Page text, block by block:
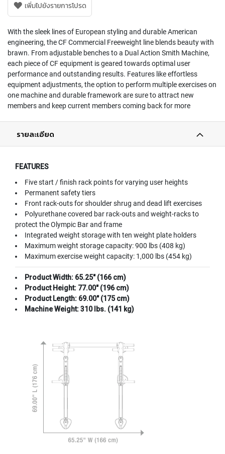
เพิ่มไปยังรายการโปรด
With the sleek lines of European styling and durable American
engineering, the CF Commercial Freeweight line blends beauty with
brawn. From adjustable benches to a Dual Action Smith Machine,
each piece of CF equipment is geared towards optimal user
performance and outstanding results. Features like effortless
equipment adjustments, the option to perform multiple exercises on
one machine and durable framework are sure to attract new
members and keep current members coming back for more
รายละเอียด
FEATURES
Five start / finish rack points for varying user heights
Permanent safety tiers
Front rack-outs for shoulder shrug and dead lift exercises
Polyurethane covered bar rack-outs and weight-racks to
protect the Olympic Bar and frame
Integrated weight storage with ten weight plate holders
Maximum weight storage capacity: 900 lbs (408 kg)
Maximum exercise weight capacity: 1,000 lbs (454 kg)
Product Width: 65.25" (166 cm)
Product Height: 77.00" (196 cm)
Product Length: 69.00" (175 cm)
Machine Weight: 310 lbs. (141 kg)